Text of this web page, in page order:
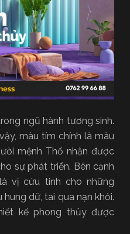
ngũ hành tương sinh.
màu tím chính là màu
mệnh Thổ nhận được
sự phát triển. Bên cạnh
vị cứu tinh cho những
dữ, tai qua nạn khỏi.
kế phong thủy được